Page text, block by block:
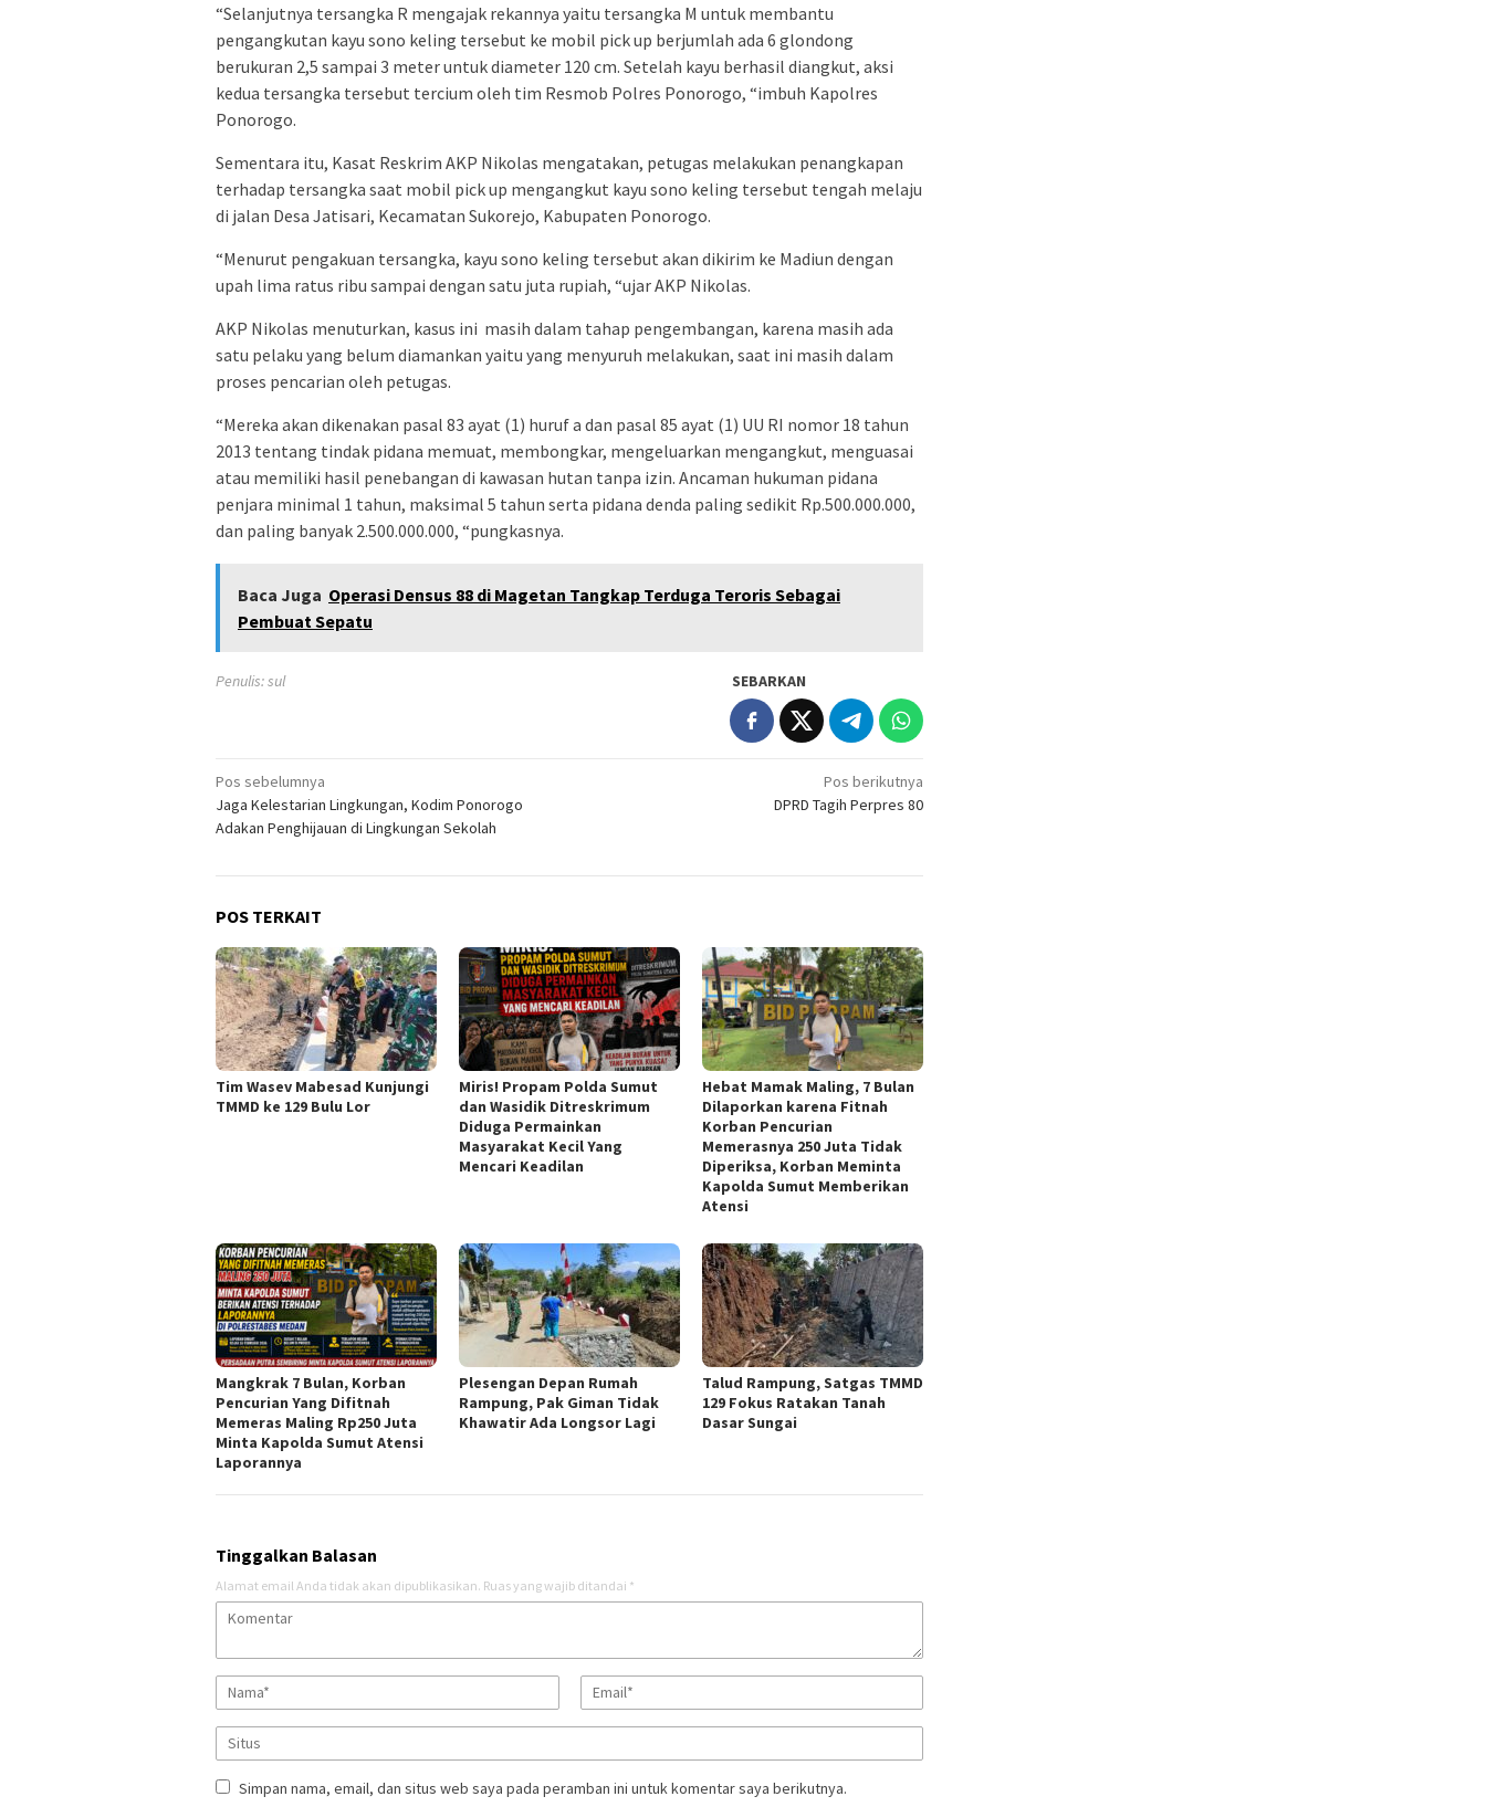
“Selanjutnya tersangka R mengajak rekannya yaitu tersangka M untuk membantu
pengangkutan kayu sono keling tersebut ke mobil pick up berjumlah ada 6 glondong
berukuran 2,5 sampai 3 meter untuk diameter 120 cm. Setelah kayu berhasil diangkut, aksi
kedua tersangka tersebut tercium oleh tim Resmob Polres Ponorogo, “imbuh Kapolres
Ponorogo.
Sementara itu, Kasat Reskrim AKP Nikolas mengatakan, petugas melakukan penangkapan
terhadap tersangka saat mobil pick up mengangkut kayu sono keling tersebut tengah melaju
di jalan Desa Jatisari, Kecamatan Sukorejo, Kabupaten Ponorogo.
“Menurut pengakuan tersangka, kayu sono keling tersebut akan dikirim ke Madiun dengan
upah lima ratus ribu sampai dengan satu juta rupiah, “ujar AKP Nikolas.
AKP Nikolas menuturkan, kasus ini masih dalam tahap pengembangan, karena masih ada
satu pelaku yang belum diamankan yaitu yang menyuruh melakukan, saat ini masih dalam
proses pencarian oleh petugas.
“Mereka akan dikenakan pasal 83 ayat (1) huruf a dan pasal 85 ayat (1) UU RI nomor 18 tahun
2013 tentang tindak pidana memuat, membongkar, mengeluarkan mengangkut, menguasai
atau memiliki hasil penebangan di kawasan hutan tanpa izin. Ancaman hukuman pidana
penjara minimal 1 tahun, maksimal 5 tahun serta pidana denda paling sedikit Rp.500.000.000,
dan paling banyak 2.500.000.000, “pungkasnya.
Baca Juga Operasi Densus 88 di Magetan Tangkap Terduga Teroris Sebagai
Pembuat Sepatu
Penulis: sul SEBARKAN
Navigasi
pos
Pos sebelumnya
Jaga Kelestarian Lingkungan, Kodim Ponorogo
Adakan Penghijauan di Lingkungan Sekolah
Pos berikutnya
DPRD Tagih Perpres 80
POS TERKAIT
Tim Wasev Mabesad Kunjungi
TMMD ke 129 Bulu Lor
Miris! Propam Polda Sumut
dan Wasidik Ditreskrimum
Diduga Permainkan
Masyarakat Kecil Yang
Mencari Keadilan
Hebat Mamak Maling, 7 Bulan
Dilaporkan karena Fitnah
Korban Pencurian
Memerasnya 250 Juta Tidak
Diperiksa, Korban Meminta
Kapolda Sumut Memberikan
Atensi
Mangkrak 7 Bulan, Korban
Pencurian Yang Difitnah
Memeras Maling Rp250 Juta
Minta Kapolda Sumut Atensi
Laporannya
Plesengan Depan Rumah
Rampung, Pak Giman Tidak
Khawatir Ada Longsor Lagi
Talud Rampung, Satgas TMMD
129 Fokus Ratakan Tanah
Dasar Sungai
Tinggalkan Balasan
Alamat email Anda tidak akan dipublikasikan. Ruas yang wajib ditandai *
Simpan nama, email, dan situs web saya pada peramban ini untuk komentar saya berikutnya.